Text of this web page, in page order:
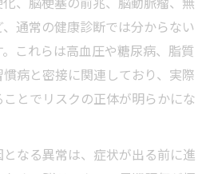
、脳梗塞の前兆、脳動脈瘤、無
通常の健康診断では分からない
これらは高血圧や糖尿病、脂質
病と密接に関連しており、実際
とでリスクの正体が明らかにな
なる異常は、症状が出る前に進